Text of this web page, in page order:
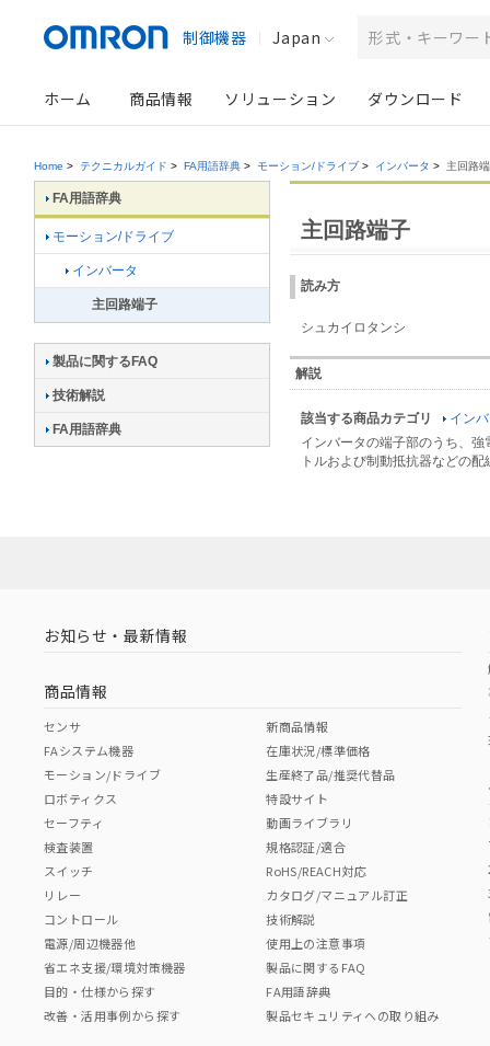
制御機器 Japan
ホーム 商品情報 ソリューション ダウンロード
Home > テクニカルガイド > FA用語辞典 > モーション/ドライブ > インバータ > 主回路
主回路端子
読み方
シュカイロタンシ
解説
該当する商品カテゴリ
イン
インバータの端子部のうち、
トルおよび制動抵抗器などの
FA用語辞典
モーション/ドライブ
インバータ
主回路端子
製品に関するFAQ
技術解説
FA用語辞典
お知らせ・最新情報
商品情報
センサ
FAシステム機器
モーション/ドライブ
ロボティクス
セーフティ
検査装置
スイッチ
リレー
コントロール
電源/周辺機器他
省エネ支援/環境対策機器
目的・仕様から探す
改善・活用事例から探す
新商品情報
在庫状況/標準価格
生産終了品/推奨代替品
特設サイト
動画ライブラリ
規格認証/適合
RoHS/REACH対応
カタログ/マニュアル訂正
技術解説
使用上の注意事項
製品に関するFAQ
FA用語辞典
製品セキュリティへの取り組み